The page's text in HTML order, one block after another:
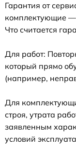
Гарантия от
комплектующие —
Что считается
Для работ:
который прямо
(например,
Для
строя, утрата
заявленным
условий